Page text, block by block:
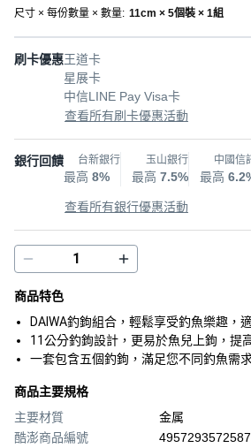
尺寸 × 每份數量 × 數量: 11cm × 5個裝 × 1組
刷卡優惠王道卡
星展卡
中信LINE Pay Visa卡
查看所有刷卡優惠活動
銀行回饋 台新銀行
最高 8%
玉山銀行
最高 7.5%
中國信
最高
查看所有銀行優惠活動
商品特色
DAIWA釣鉤組合，輕鬆享受釣魚樂趣，
11公分釣鉤設計，更易於魚兒上鉤，提
一套包含五個釣鉤，滿足您不同釣魚需
商品主要規格
主要材質
金属
酷澎商品編號